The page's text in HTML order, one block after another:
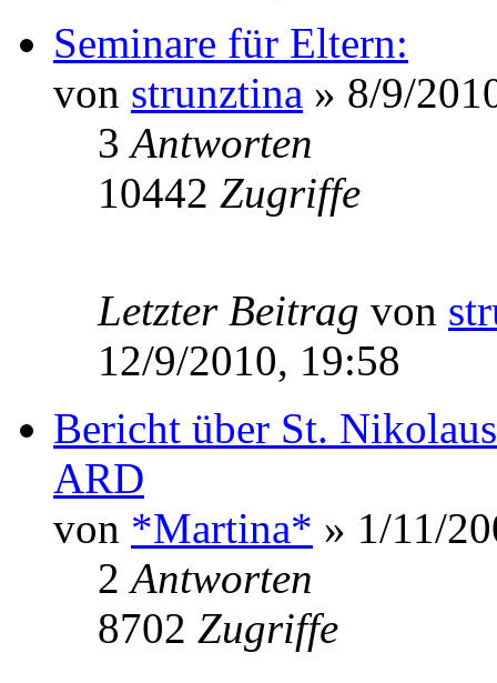
Seminare für Eltern:
von strunztina » 8/9/
3Antworten
10442 Zugriffe
Letzter Beitrag von
12/9/2010, 19:58
Bericht über St.
ARD
von *Martina* » 1/11/
2Antworten
8702 Zugriffe